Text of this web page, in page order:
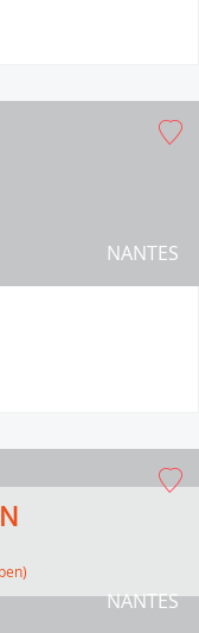
NANTES
NANTES